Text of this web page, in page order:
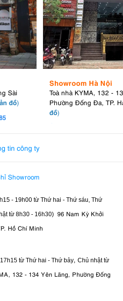
Sài
đồ)
Showroom Hà Nội
Toà nhà KYMA, 132 -
Phường Đống Đa, TP.
đồ)
tin công ty
Showroom
- 19h00 từ Thứ hai - Thứ sáu, Thứ
từ 8h30 - 16h30) 96 Nam Kỳ Khởi
Hồ Chí Minh
từ Thứ hai - Thứ bảy, Chủ nhật từ
132 - 134 Yên Lãng, Phường Đống